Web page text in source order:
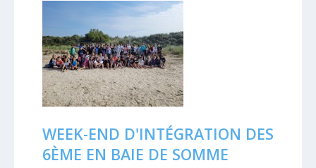
PARIS
-
WEEK-END D'INTÉGRATION DES
6ÈME EN BAIE DE SOMME